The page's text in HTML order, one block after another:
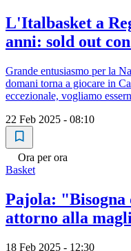
L'Italbasket a
anni: sold out
Grande entusiasmo per la
domani torna a giocare in
eccezionale, vogliamo
22 Feb 2025 - 08:10
Ora per ora
Basket
Pajola: "Bisogna
attorno alla
18 Feb 2025 - 12:30